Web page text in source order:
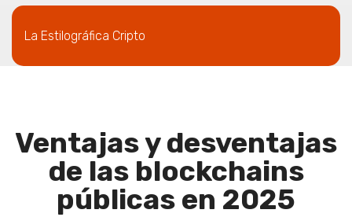
La Estilográfica Cripto
Ventajas y desventajas
de las blockchains
públicas en 2025